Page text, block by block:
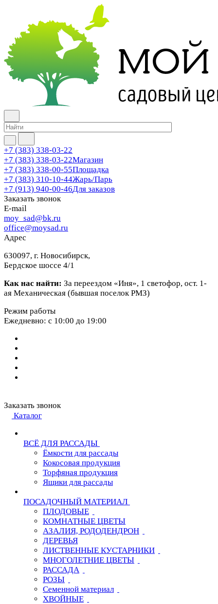
+7 (383) 338-03-22
+7 (383) 338-03-22Магазин
+7 (383) 338-00-55Площадка
+7 (383) 310-10-44Жарь/Парь
+7 (913) 940-00-46Для заказов
Заказать звонок
E-mail
moy_sad@bk.ru
office@moysad.ru
Адрес
630097, г. Новосибирск,
Бердское шоссе 4/1
Как нас найти: За переездом «Иня», 1 светофор, ост. 1-
ая Механическая (бывшая поселок РМЗ)
Режим работы
Ежедневно: с 10:00 до 19:00
Заказать звонок
Каталог
ВСЁ ДЛЯ РАССАДЫ
Ёмкости для рассады
Кокосовая продукция
Торфяная продукция
Ящики для рассады
ПОСАДОЧНЫЙ МАТЕРИАЛ
ПЛОДОВЫЕ
КОМНАТНЫЕ ЦВЕТЫ
АЗАЛИЯ, РОДОДЕНДРОН
ДЕРЕВЬЯ
ЛИСТВЕННЫЕ КУСТАРНИКИ
МНОГОЛЕТНИЕ ЦВЕТЫ
РАССАДА
РОЗЫ
Семенной материал
ХВОЙНЫЕ